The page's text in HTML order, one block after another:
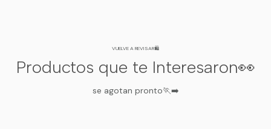
VUELVE A REVISAR🛍️
Productos que te Interesaron👀
se agotan pronto🏃‍➡️